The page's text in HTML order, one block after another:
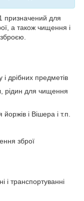
призначений для
а також чищення і
дрібних предметів
рідин для чищення
і Вішера і т.п.
зброї
і транспортуванні